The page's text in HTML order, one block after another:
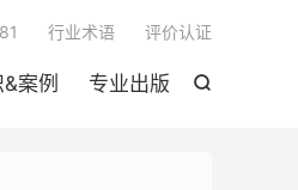

案例 专业出版
行业术语 评价认证